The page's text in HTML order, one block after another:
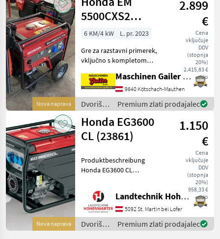
/ Honda
Nova naprava
5500CXS2
GW5000
2.899
€
Cena
vključuje
DDV
(stopnja
20%)
2.415,83 €
neto
6 KM/4 kW
L. pr. 2023
Gre za razstavni primerek,
vključno s kompletom
generator električne
energije Moč motorja: 5, 5
kW, 7, 5 PS, 389 cm³, 4-
taktni, Honda i-GX390 T
Maschinen Gailer GmbH
9640 Kötschach-Mauthen
Dvoriščna
mehanizacija
/ Honda
Premium zlati prodajalec
Nova naprava
Honda EG3600
CL (23861)
1.150
€
Cena
vključuje
DDV
(stopnja
20%)
958,33 €
neto
Produktbeschreibung
Honda EG3600 CL
mich, Ihnen im
Maschinenzentrum St.
Martin den Honda EG3600
CL Stromgenerator
ausführlich vorzustellen
Landtechnik Hohenwarter GmbH
5092 St. Martin bei Lofer
Dvoriščna
mehanizacija
Premium zlati prodajalec